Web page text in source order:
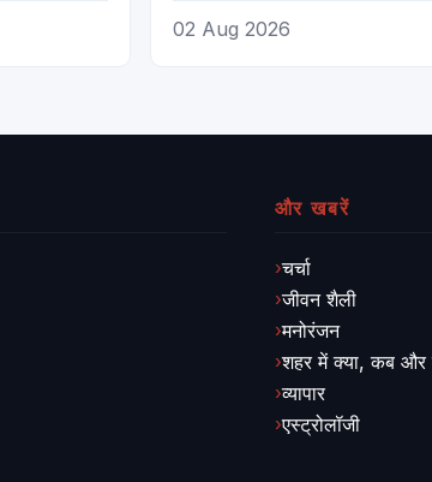
02 Aug 2026
और खबरें
चर्चा
जीवन शैली
मनोरंजन
शहर में क्या, कब और
व्यापार
एस्ट्रोलॉजी